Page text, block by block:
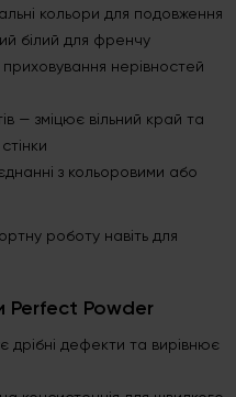
кольори для подовження
білий для френчу
нерівностей
— зміцює вільний край та
з кольоровими або
роботу навіть для
Perfect Powder
дрібні дефекти та вирівнює